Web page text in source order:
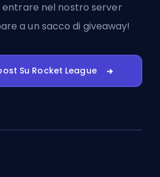
entrare nel nostro server
a un sacco di giveaway!
Su Rocket League